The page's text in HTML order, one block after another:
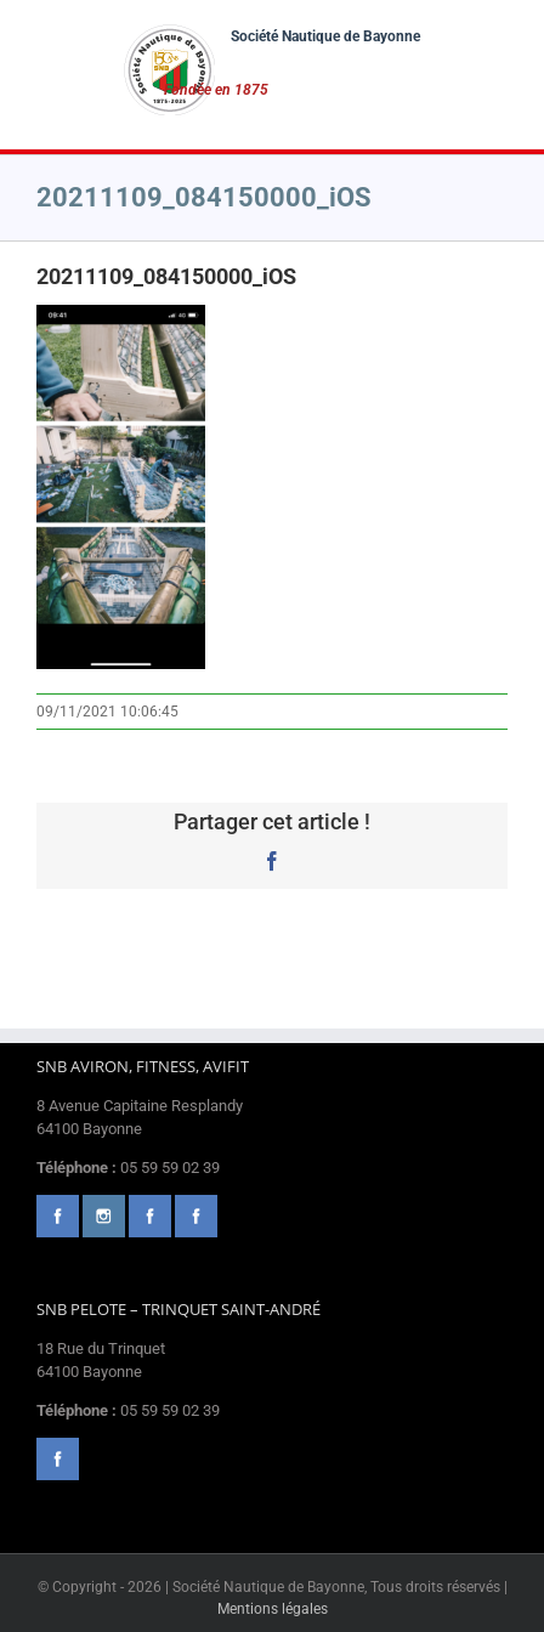
20211109_084150000_iOS
20211109_084150000_iOS
09/11/2021 10:06:45
Partager cet article !
SNB AVIRON, FITNESS, AVIFIT
8 Avenue Capitaine Resplandy
64100 Bayonne
Téléphone : 05 59 59 02 39
SNB PELOTE – TRINQUET SAINT-ANDRÉ
18 Rue du Trinquet
64100 Bayonne
Téléphone : 05 59 59 02 39
© Copyright - 2026 | Société Nautique de Bayonne, Tous droits réservés |
Mentions légales